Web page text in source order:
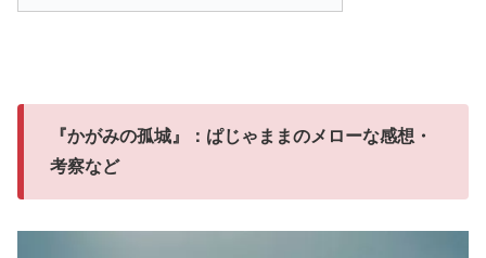
『かがみの孤城』：ぱじゃままのメローな感想・
考察など